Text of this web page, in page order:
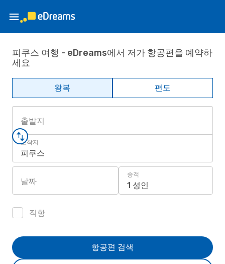
피쿠스 여행 - eDreams에서 저가 항공편을 예약하
세요
왕복 편도
출발지
도착지
피쿠스
날짜
승객
1 성인
직항
항공편 검색